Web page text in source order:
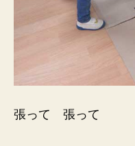
張って 張って